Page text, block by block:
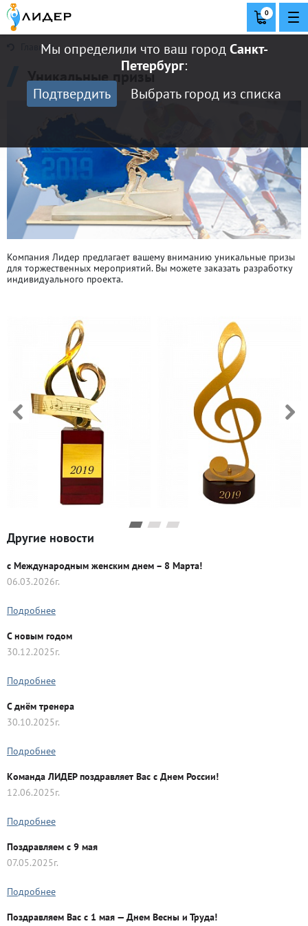
Мы определили что ваш городСанкт-
Петербург:
Подтвердить
Выбрать город из списка
0
Главная
Уникальные призы
Компания Лидер предлагает вашему вниманию уникальные призы
для торжественных мероприятий. Вы можете заказать разработку
индивидуального проекта.
Другие новости
с Международным женским днем – 8 Марта!
06.03.2026г.
Подробнее
C новым годом
30.12.2025г.
Подробнее
С днём тренера
30.10.2025г.
Подробнее
Команда ЛИДЕР поздравляет Вас с Днем России!
12.06.2025г.
Подробнее
Поздравляем с 9 мая
07.05.2025г.
Подробнее
Поздравляем Вас с 1 мая — Днем Весны и Труда!